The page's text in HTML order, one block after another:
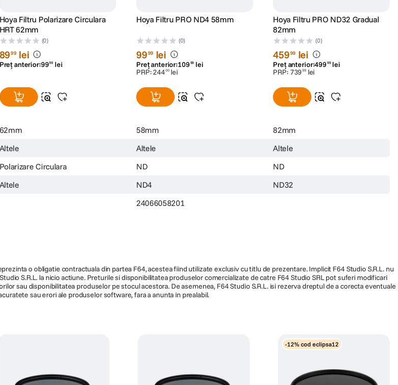
Hoya Filtru Polarizare Circulara
HRT 62mm
(0)
8999 lei
Preț anterior:9999 lei
Hoya Filtru PRO ND4 58mm
(0)
9999 lei
Preț anterior:109 99 lei
PRP:24400 lei
Hoya Filtru PRO ND32 Gradual
82mm
(0)
45999 lei
Preț anterior:499 99 lei
PRP: 739 99 lei
62mm 58mm
82mm
Altele Altele
Altele
Polarizare Circulara ND
ND
Altele ND4
ND32
24066058201
o obligatie contractuala din partea F64, acestea fiind utilizate exclusiv cu titlu de prezentare. Implicit F64 Studio S.R.L. nu
S.R.L. la nicio actiune. Preturile si disponibilitatea produselor comercializate de catre F64 Studio SRL pot suferi modificari
sau disponibilitatea produselor pe stocul acestora. De asemenea, F64 Studio S.R.L. isi rezerva dreptul de a corecta eventuale
sau erori ale produselor software, fara a anunta in prealabil.
-12% cod eclipsa12